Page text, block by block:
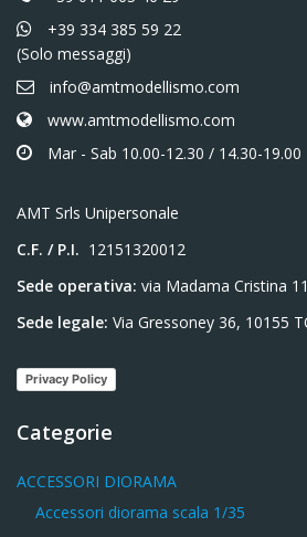
+39 334 385 59 22
(Solo messaggi)
info@amtmodellismo.com
www.amtmodellismo.com
Mar - Sab 10.00-12.30 / 14.30-19.00
AMT Srls Unipersonale
C.F. / P.I. 12151320012
Sede operativa: via Madama Cristina
Sede legale: Via Gressoney 36, 10155
Privacy Policy
Categorie
ACCESSORI DIORAMA
Accessori diorama scala 1/35